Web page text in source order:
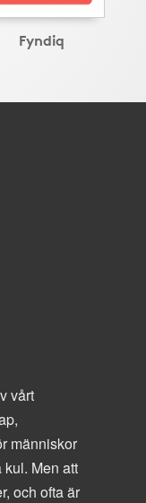
Fyndiq
vårt
människor
Men att
och ofta är